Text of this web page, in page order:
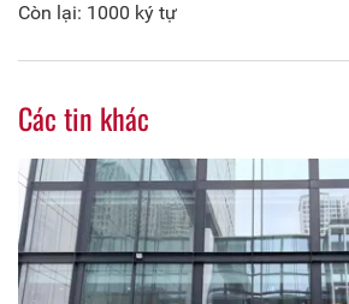
Còn lại: 1000 ký tự
Các tin khác